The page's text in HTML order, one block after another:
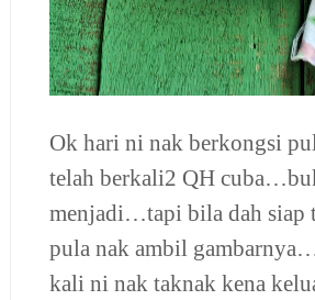
Ok hari ni nak berkongsi
telah berkali2 QH
menjadi…tapi bila dah siap
pula nak ambil
kali ni nak taknak kena